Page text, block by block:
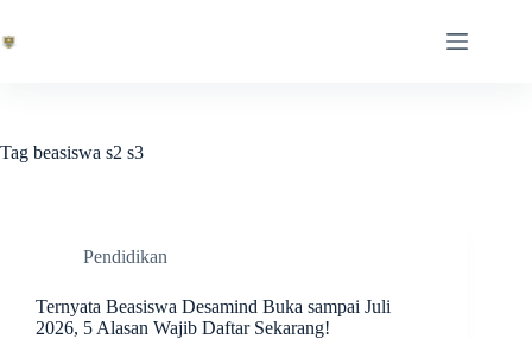
content
Tag beasiswa s2 s3
Pendidikan
Ternyata Beasiswa Desamind Buka sampai Juli
2026, 5 Alasan Wajib Daftar Sekarang!